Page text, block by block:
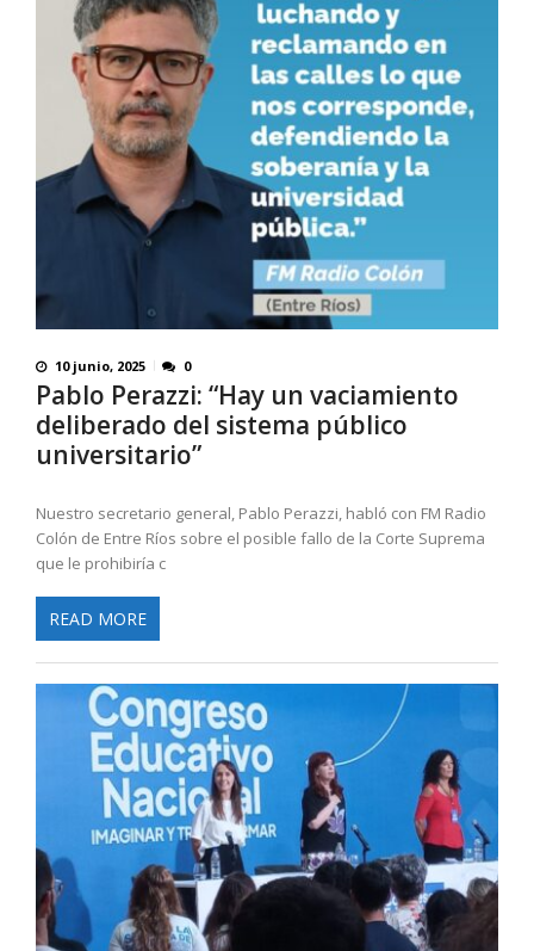
10 junio, 2025 0
Pablo Perazzi: “Hay un vaciamiento
deliberado del sistema público
universitario”
Nuestro secretario general, Pablo Perazzi, habló con FM Radio
Colón de Entre Ríos sobre el posible fallo de la Corte Suprema
que le prohibiría c
READ MORE